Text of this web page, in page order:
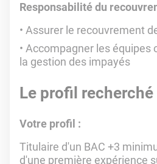
Responsabilité du
Assurer le recouvrement
Accompagner les équipes
la gestion des impayés
Le profil recherché
Votre profil :
Titulaire d'un BAC +3
d'une première expérience